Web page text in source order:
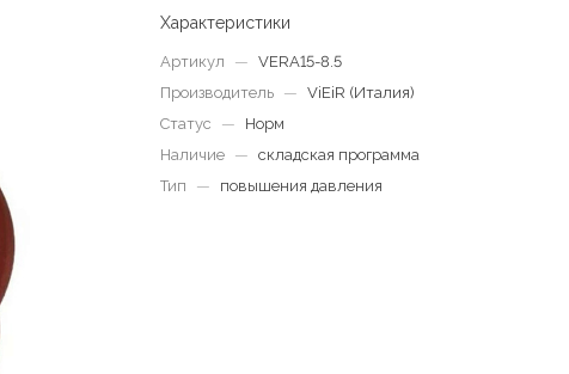
Характеристики
Артикул — VERA15-8.5
Производитель
— ViEiR (Италия)
Статус
—
Норм
Наличие
— складская программа
Тип
— повышения давления